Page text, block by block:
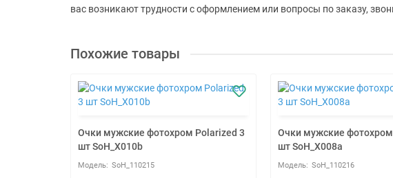
вас возникают трудности с оформлением или вопросы по заказу,
Похожие товары
Очки мужские фотохром Polarized 3
шт SoH_X010b
SoH_110215
Очки мужские
шт SoH_X008a
SoH_110216